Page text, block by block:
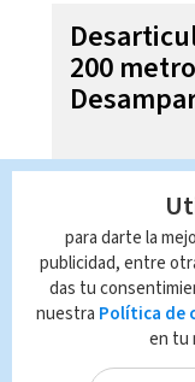
200
para darte la
publicidad, entre
das tu
nuestra Política de
en tu